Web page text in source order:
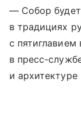
— Собор
в традициях
с
в пресс-
и архитектуре